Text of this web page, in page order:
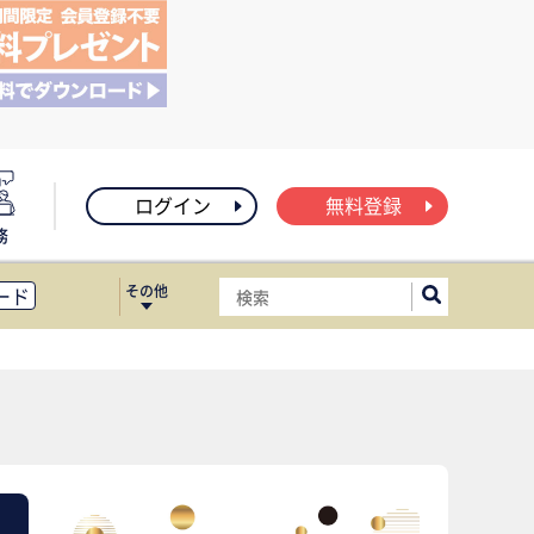
ログイン 無料登録
ド
ス移転
その他